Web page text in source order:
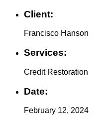
Client:
Francisco Hanson
Services:
Credit Restoration
Date:
February 12, 2024